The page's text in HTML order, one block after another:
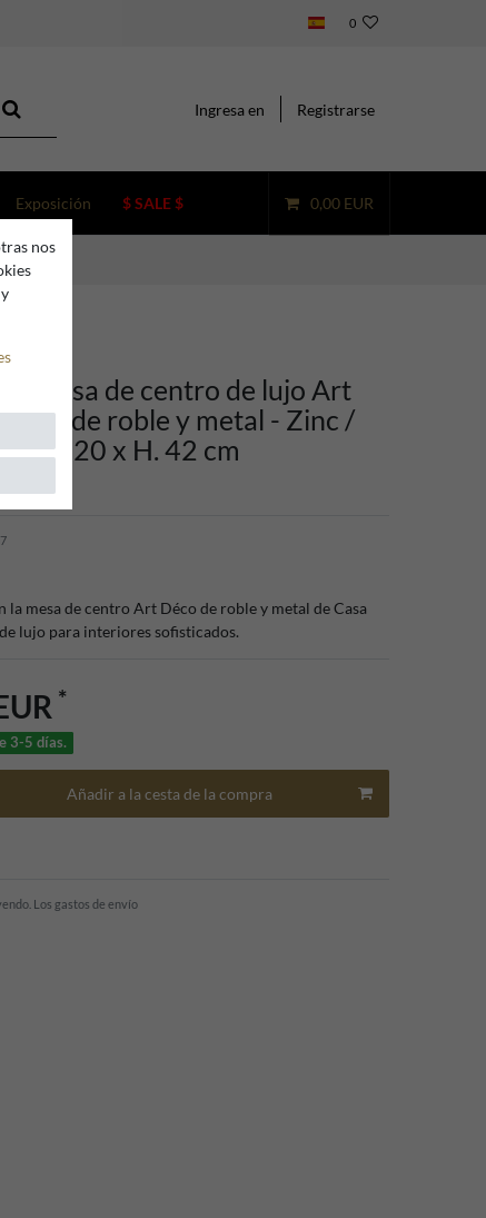
0
Ingresa en Registrarse
Exposición $ SALE $ 0,00 EUR
Mesa de centro de lujo Art
de roble y metal - Zinc /
x 120 x H. 42 cm
la mesa de centro Art Déco de roble y metal de Casa
lujo para interiores sofisticados.
*
3-5 días.
Añadir a la cesta de la compra
Los gastos de envío
nos
y